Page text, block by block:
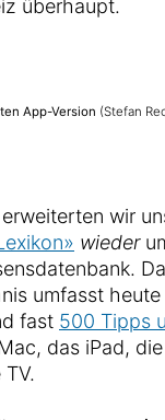
überhaupt.
App-Version (Stefan
wir
wieder
umfasst
fast 500 Tipps
das iPad,